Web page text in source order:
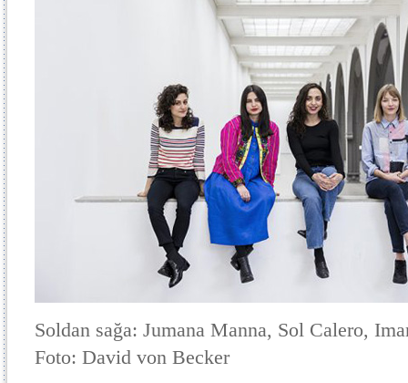
Soldan sağa: Jumana Manna, Sol Calero,
Foto: David von Becker